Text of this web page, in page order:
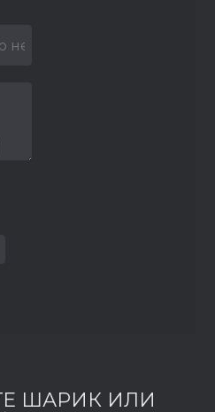
ШАРИК ИЛИ